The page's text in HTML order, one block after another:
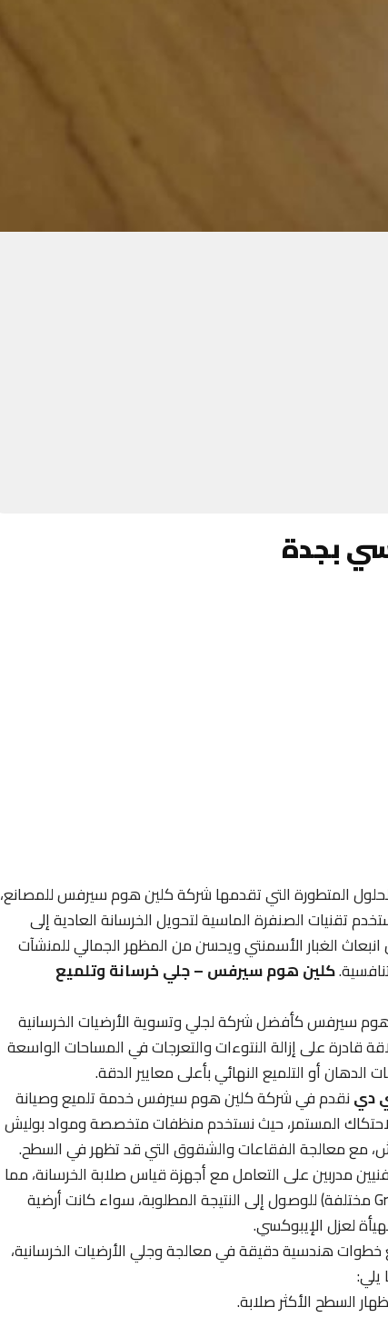
بجدة
المتطورة التي تقدمها شركة كلين هوم سيرفس للمصانع،
تقنيات الصنفرة الماسية لتحويل الخرسانة العادية إلى
الغبار الأسمنتي ويحسن من المظهر الجمالي للمنشآت
كلين هوم سيرفس – جلي خرسانة وتلميع
سيرفس كأفضل شركة لجلي وتسوية الأرضيات الخرسانية
قادرة على إزالة النتوءات والتعرجات في المساحات الواسعة
أو التلميع النهائي بأعلى معايير الدقة.
دينقدم في شركة كلين هوم سيرفس خدمة تلميع وصيانة
المستمر، حيث نستخدم منظفات متخصصة ومواد بوليش
مع معالجة الفقاعات والشقوق التي قد تظهر في السطح.
مدربين على التعامل مع أجهزة قياس صلابة الخرسانة، مما
يضمن اختيار أقراص الألماظ المناسبة (بدرجات Grit مختلفة) للوصول إلى النتيجة المطلوبة، سواء كانت أرضية
خطوات هندسية دقيقة في معالجة وجلي الأرضيات الخرسانية،
السطح الأكثر صلابة.